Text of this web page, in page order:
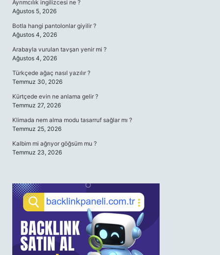
Ayrımcılık ingilizcesi ne ?
Ağustos 5, 2026
Botla hangi pantolonlar giyilir ?
Ağustos 4, 2026
Arabayla vurulan tavşan yenir mi ?
Ağustos 4, 2026
Türkçede ağaç nasıl yazılır ?
Temmuz 30, 2026
Kürtçede evin ne anlama gelir ?
Temmuz 27, 2026
Klimada nem alma modu tasarruf sağlar mı ?
Temmuz 25, 2026
Kalbim mi ağrıyor göğsüm mu ?
Temmuz 23, 2026